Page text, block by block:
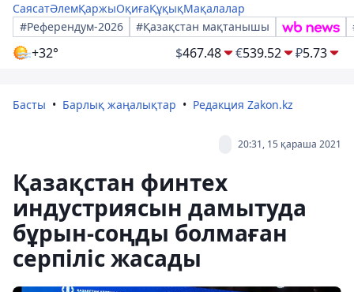
СаясатӘлемҚаржыОқиғаҚұқықМақалалар
#Референдум-2026
#Қазақстан мақтанышы
+32° $467.48 €539.52 ₽5.73
Басты Барлық жаңалықтар Редакция Zakon.kz
20:31, 15 қараша 2021
Қазақстан финтех
индустриясын дамытуда
бұрын-соңды болмаған
серпіліс жасады